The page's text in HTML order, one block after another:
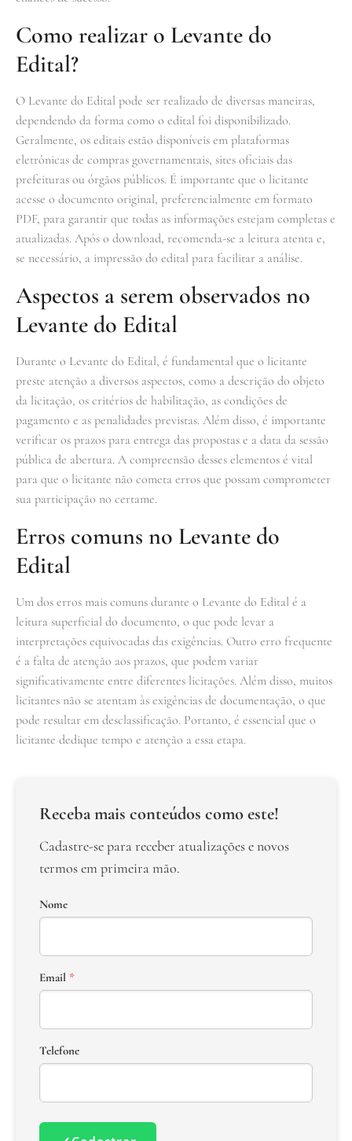
Como realizar o Levante do
Edital?
O Levante do Edital pode ser realizado de diversas maneiras,
dependendo da forma como o edital foi disponibilizado.
Geralmente, os editais estão disponíveis em plataformas
eletrônicas de compras governamentais, sites oficiais das
prefeituras ou órgãos públicos. É importante que o licitante
acesse o documento original, preferencialmente em formato
PDF, para garantir que todas as informações estejam completas e
atualizadas. Após o download, recomenda-se a leitura atenta e,
se necessário, a impressão do edital para facilitar a análise.
Aspectos a serem observados no
Levante do Edital
Durante o Levante do Edital, é fundamental que o licitante
preste atenção a diversos aspectos, como a descrição do objeto
da licitação, os critérios de habilitação, as condições de
pagamento e as penalidades previstas. Além disso, é importante
verificar os prazos para entrega das propostas e a data da sessão
pública de abertura. A compreensão desses elementos é vital
para que o licitante não cometa erros que possam comprometer
sua participação no certame.
Erros comuns no Levante do
Edital
Um dos erros mais comuns durante o Levante do Edital é a
leitura superficial do documento, o que pode levar a
interpretações equivocadas das exigências. Outro erro frequente
é a falta de atenção aos prazos, que podem variar
significativamente entre diferentes licitações. Além disso, muitos
licitantes não se atentam às exigências de documentação, o que
pode resultar em desclassificação. Portanto, é essencial que o
licitante dedique tempo e atenção a essa etapa.
Receba mais conteúdos como este!
Cadastre-se para receber atualizações e novos
termos em primeira mão.
Nome
Email *
Telefone